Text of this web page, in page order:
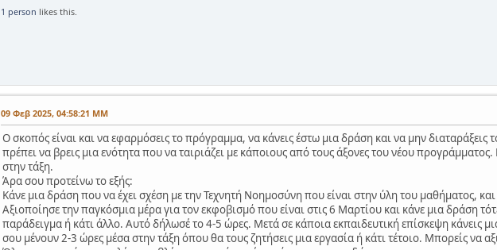
1 person likes this.
09 Φεβ 2025, 04:58:21 ΜΜ
Ο σκοπός είναι και να εφαρμόσεις το πρόγραμμα, να κάνεις έστω μια δράση και να μην
πρέπει να βρεις μια ενότητα που να ταιριάζει με κάποιους από τους άξονες του νέου
στην τάξη.
Άρα σου προτείνω το εξής:
Κάνε μια δράση που να έχει σχέση με την Τεχνητή Νοημοσύνη που είναι στην ύλη του μαθήματος,
Αξιοποίησε την παγκόσμια μέρα για τον εκφοβισμό που είναι στις 6 Μαρτίου και κάνε μια δράση
παράδειγμα ή κάτι άλλο. Αυτό δήλωσέ το 4-5 ώρες. Μετά σε κάποια εκπαιδευτική επίσκεψη κάνεις
σου μένουν 2-3 ώρες μέσα στην τάξη όπου θα τους ζητήσεις μια εργασία ή κάτι τέτοιο. Μπορείς να